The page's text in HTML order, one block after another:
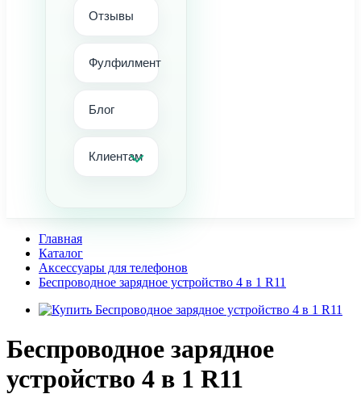
Отзывы
Фулфилмент
Блог
Клиентам
Главная
Каталог
Аксессуары для телефонов
Беспроводное зарядное устройство 4 в 1 R11
Беспроводное зарядное
устройство 4 в 1 R11